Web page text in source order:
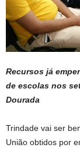
Recursos já
de escolas nos
Dourada
Trindade vai ser
União obtidos por